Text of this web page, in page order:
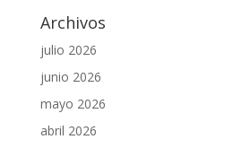
Archivos
julio 2026
junio 2026
mayo 2026
abril 2026